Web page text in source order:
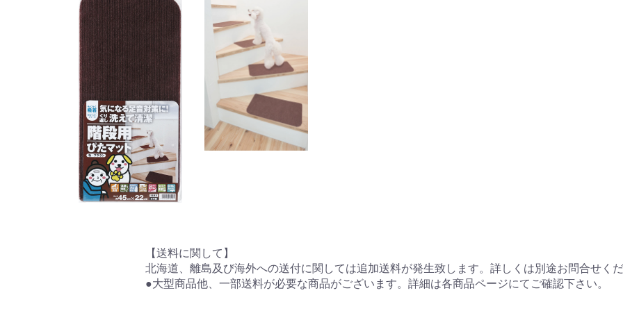
【送料に関して】
北海道、離島及び海外への送付に関しては追加送料が発生致します。詳しくは別途お問合せく
●大型商品他、一部送料が必要な商品がございます。詳細は各商品ページにてご確認下さい。